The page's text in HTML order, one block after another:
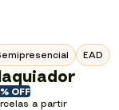
EAD
OFF
a partir